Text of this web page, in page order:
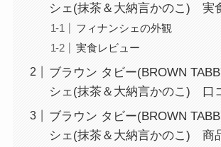
シェ(抹茶＆大納言かのこ) 実
フィナンシェの外観
実食レビュー
ブラウン タビー(BROWN
シェ(抹茶＆大納言かのこ) 口
ブラウン タビー(BROWN
シェ(抹茶＆大納言かのこ) 商